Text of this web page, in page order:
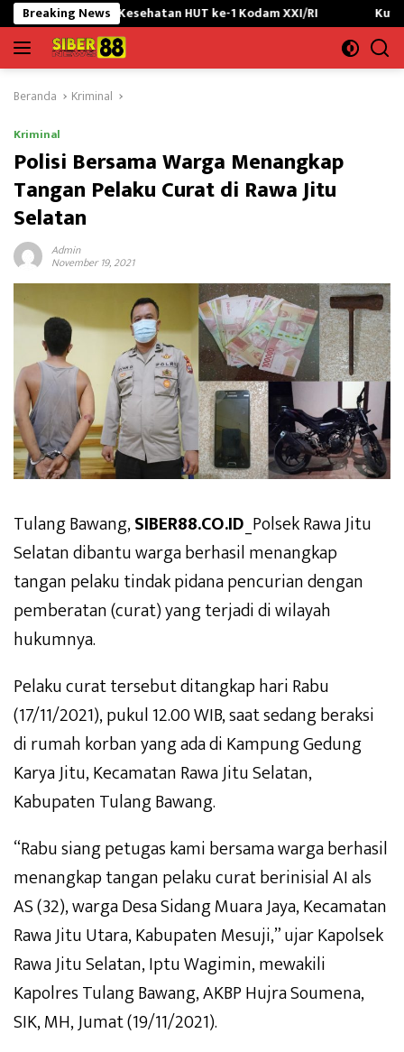
Langsung
ke
konten
Breaking News
Kesehatan HUT ke-1 Kodam XXI/RI Kuwu Opang Ajak
Beranda Kriminal
Kriminal
Polisi Bersama Warga Menangkap
Tangan Pelaku Curat di Rawa Jitu
Selatan
Admin
November 19, 2021
Tulang Bawang,SIBER88.CO.ID _Polsek Rawa Jitu
Selatan dibantu warga berhasil menangkap
tangan pelaku tindak pidana pencurian dengan
pemberatan (curat) yang terjadi di wilayah
hukumnya.
Pelaku curat tersebut ditangkap hari Rabu
(17/11/2021), pukul 12.00 WIB, saat sedang beraksi
di rumah korban yang ada di Kampung Gedung
Karya Jitu, Kecamatan Rawa Jitu Selatan,
Kabupaten Tulang Bawang.
“Rabu siang petugas kami bersama warga berhasil
menangkap tangan pelaku curat berinisial AI als
AS (32), warga Desa Sidang Muara Jaya, Kecamatan
Rawa Jitu Utara, Kabupaten Mesuji,” ujar Kapolsek
Rawa Jitu Selatan, Iptu Wagimin, mewakili
Kapolres Tulang Bawang, AKBP Hujra Soumena,
SIK, MH, Jumat (19/11/2021).